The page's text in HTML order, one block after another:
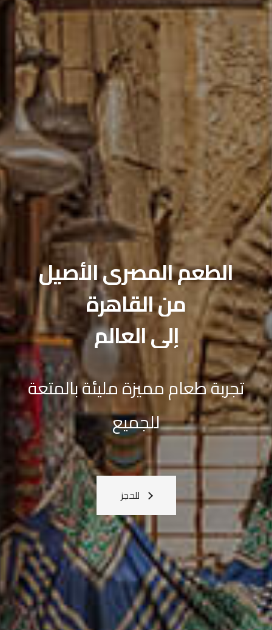
صالات الطعام الخاصة
احتفل بمناسبتك
القادمة
معنا
اعرف المزيد